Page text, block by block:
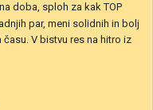
doba, sploh za kak TOP
par, meni solidnih in bolj
V bistvu res na hitro iz